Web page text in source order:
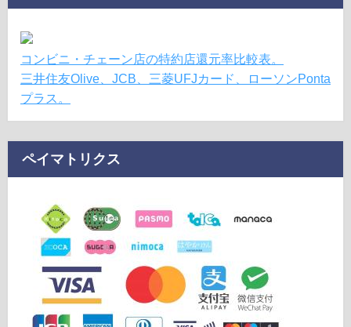
コンビニ・チェーン店の特約店還元率比較表。
三井住友Olive、JCB、三菱UFJカード、ローソンPonta
プラス。
ペイマトリクス